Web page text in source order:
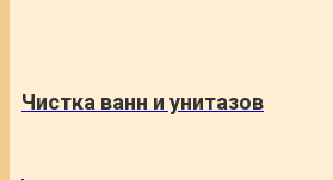
Чистка ванн и унитазов